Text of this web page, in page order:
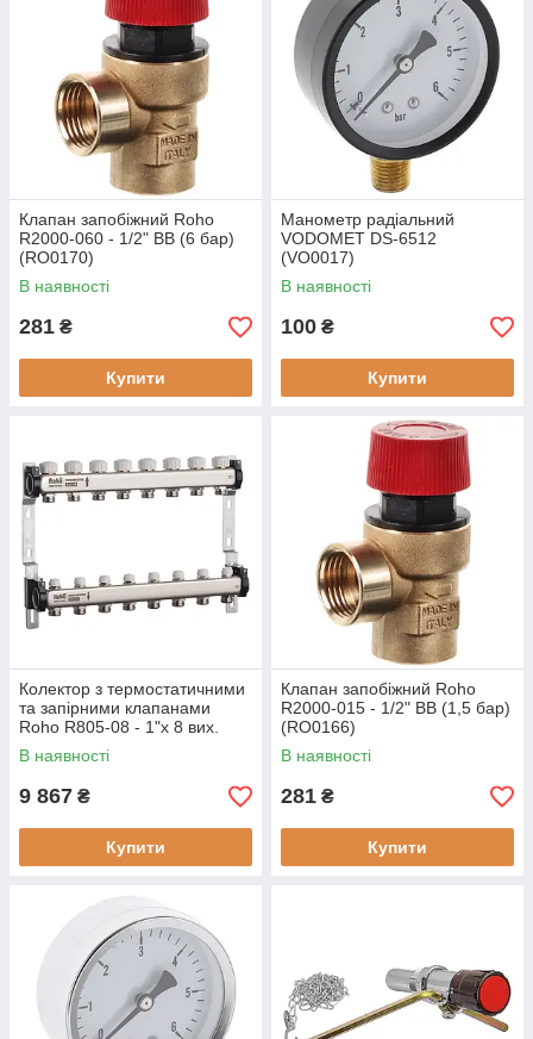
Клапан запобіжний Roho
R2000-060 - 1/2" ВВ (6 бар)
(RO0170)
В наявності
281 ₴
Купити
Манометр радіальний
VODOMET DS-6512
(VO0017)
В наявності
100 ₴
Купити
Колектор з термостатичними
та запірними клапанами
Roho R805-08 - 1"х 8 вих.
(RO0062)
В наявності
9 867 ₴
Купити
Клапан запобіжний Roho
R2000-015 - 1/2" ВВ (1,5 бар)
(RO0166)
В наявності
281 ₴
Купити